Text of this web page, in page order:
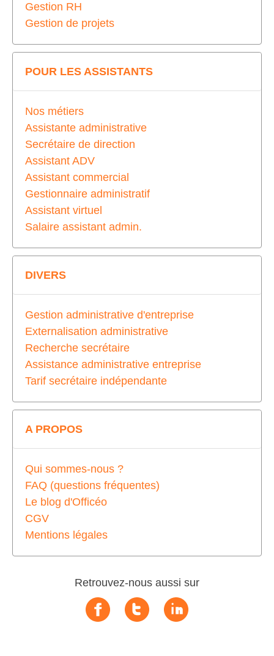
Gestion RH
Gestion de projets
POUR LES ASSISTANTS
Nos métiers
Assistante administrative
Secrétaire de direction
Assistant ADV
Assistant commercial
Gestionnaire administratif
Assistant virtuel
Salaire assistant admin.
DIVERS
Gestion administrative d'entreprise
Externalisation administrative
Recherche secrétaire
Assistance administrative entreprise
Tarif secrétaire indépendante
A PROPOS
Qui sommes-nous ?
FAQ (questions fréquentes)
Le blog d'Officéo
CGV
Mentions légales
Retrouvez-nous aussi sur